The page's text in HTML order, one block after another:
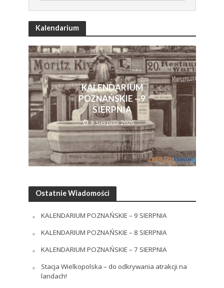
Kalendarium
KALENDARIUM
POZNAŃSKIE – 9
SIERPNIA
9 Sierpnia 2026
Ostatnie Wiadomości
KALENDARIUM POZNAŃSKIE – 9 SIERPNIA
KALENDARIUM POZNAŃSKIE – 8 SIERPNIA
KALENDARIUM POZNAŃSKIE – 7 SIERPNIA
Stacja Wielkopolska – do odkrywania atrakcji na
landach!